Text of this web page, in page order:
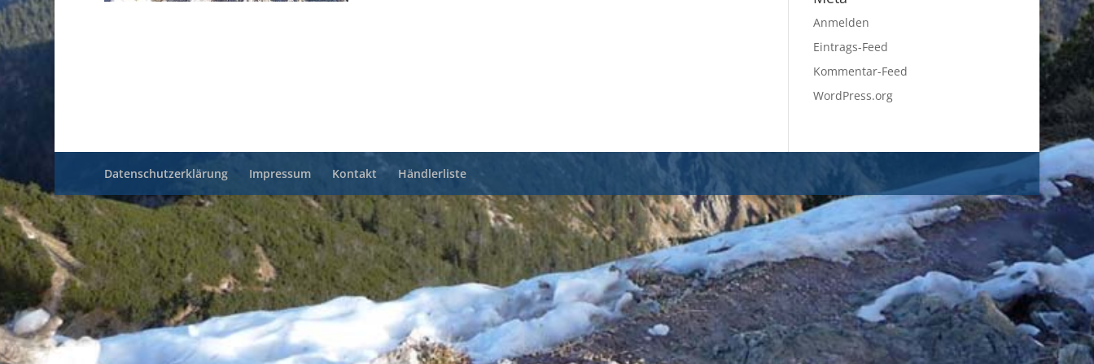
Anmelden
Eintrags-Feed
Kommentar-Feed
WordPress.org
Datenschutzerklärung Impressum Kontakt Händlerliste